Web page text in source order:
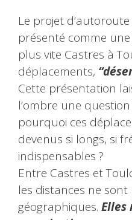
Le projet
présenté comme
plus vite Castres à
déplacements,
Cette présentation
l’ombre une
pourquoi ces
devenus si longs, si
indispensables ?
Entre Castres et
les distances ne
géographiques. Elles